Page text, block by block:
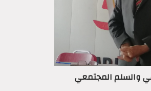
والسلم المجتمعي